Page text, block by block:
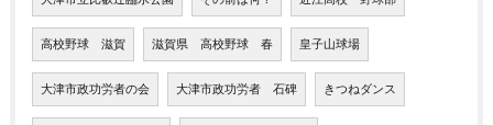
高校野球 滋賀 滋賀県 高校野球 春 皇子山球場
大津市政功労者の会 大津市政功労者 石碑 きつねダンス